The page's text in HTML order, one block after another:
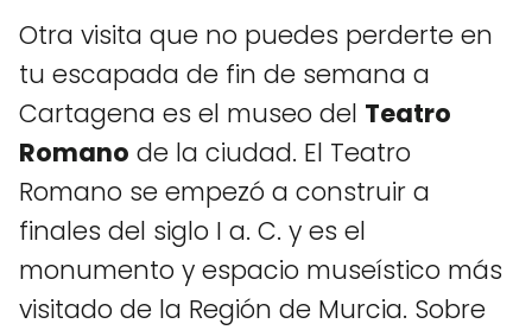
Otra visita que no puedes perderte en
tu escapada de fin de semana a
Cartagena es el museo del Teatro
Romano de la ciudad. El Teatro
Romano se empezó a construir a
finales del siglo I a. C. y es el
monumento y espacio museístico más
visitado de la Región de Murcia. Sobre